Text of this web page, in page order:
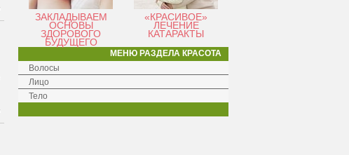
ЗАКЛАДЫВАЕМ
ОСНОВЫ
ЗДОРОВОГО
БУДУЩЕГО
«КРАСИВОЕ»
ЛЕЧЕНИЕ
КАТАРАКТЫ
МЕНЮ РАЗДЕЛА КРАСОТА
Волосы
Лицо
Тело